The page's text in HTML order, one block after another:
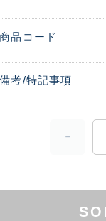
商品コード
備考/特記事項